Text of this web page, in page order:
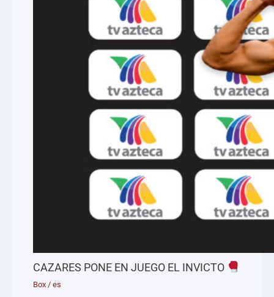
CAZARES PONE EN JUEGO EL INVICTO
Box /es